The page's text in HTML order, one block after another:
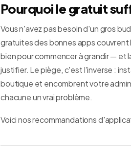
Pourquoi le gratuit
Vous n'avez pas besoin d'un gros
gratuites des bonnes apps couvrent
bien pour commencer à grandir — et
justifier. Le piège, c'est l'inverse :
boutique et encombrent votre
chacune un vrai problème.
Voici nos recommandations